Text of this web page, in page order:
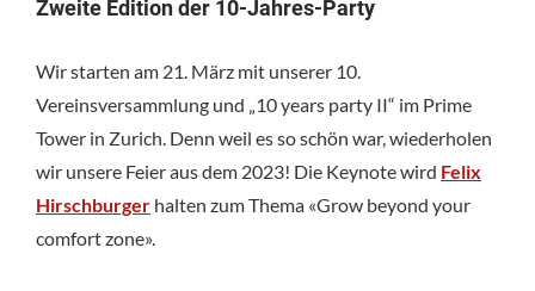
Zweite Edition der 10-Jahres-Party
Wir starten am 21. März mit unserer 10.
Vereinsversammlung und „10 years party II“ im Prime
Tower in Zurich. Denn weil es so schön war, wiederholen
wir unsere Feier aus dem 2023! Die Keynote wird Felix
Hirschburger halten zum Thema «Grow beyond your
comfort zone».